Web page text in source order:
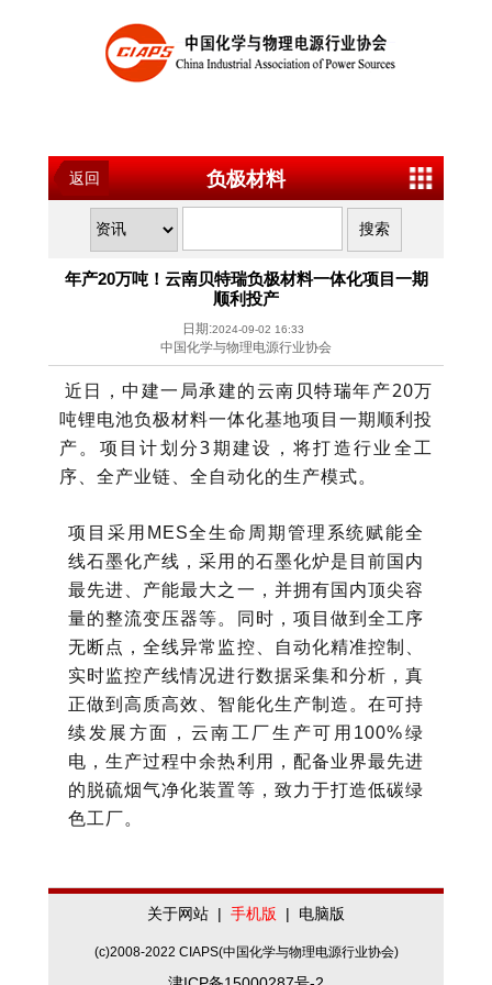
返回 负极材料
年产20万吨！云南贝特瑞负极材料一体化项目一期
顺利投产
日期:2024-09-02 16:33
中国化学与物理电源行业协会
近日，中建一局承建的云南贝特瑞年产20万
吨锂电池负极材料一体化基地项目一期顺利投
产。项目计划分3期建设，将打造行业全工
序、全产业链、全自动化的生产模式。
项目采用MES全生命周期管理系统赋能全
线石墨化产线，采用的石墨化炉是目前国内
最先进、产能最大之一，并拥有国内顶尖容
量的整流变压器等。同时，项目做到全工序
无断点，全线异常监控、自动化精准控制、
实时监控产线情况进行数据采集和分析，真
正做到高质高效、智能化生产制造。在可持
续发展方面，云南工厂生产可用100%绿
电，生产过程中余热利用
，配备业界最先进
的脱硫烟气净化装置等，致力于打造低碳绿
色工厂。
关于网站 | 手机版 | 电脑版
(c)2008-2022 CIAPS(中国化学与物理电源行业协会)